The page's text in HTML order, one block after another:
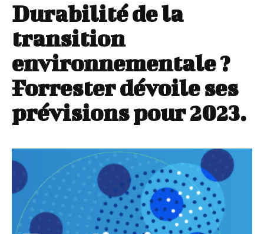
Durabilité de la
transition
environnementale ?
Forrester dévoile ses
prévisions pour 2023.